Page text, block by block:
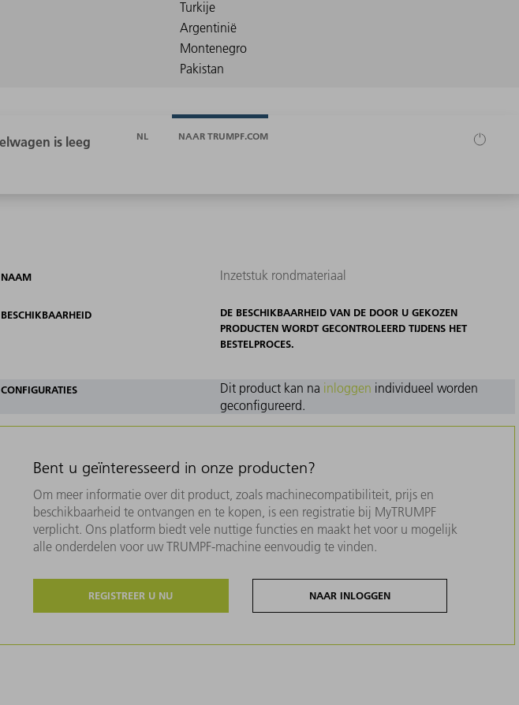
NL NAAR TRUMPF.COM
NAAM Inzetstuk rondmateriaal
BESCHIKBAARHEID
DE BESCHIKBAARHEID VAN DE DOOR U GEKOZEN
PRODUCTEN WORDT GECONTROLEERD TIJDENS HET
BESTELPROCES.
CONFIGURATIES Dit product kan na inloggen individueel worden
geconfigureerd.
Bent u geïnteresseerd in onze producten?
Om meer informatie over dit product, zoals machinecompatibiliteit, prijs en
beschikbaarheid te ontvangen en te kopen, is een registratie bij MyTRUMPF
verplicht. Ons platform biedt vele nuttige functies en maakt het voor u mogelijk
alle onderdelen voor uw TRUMPF-machine eenvoudig te vinden.
REGISTREER U NU NAAR INLOGGEN